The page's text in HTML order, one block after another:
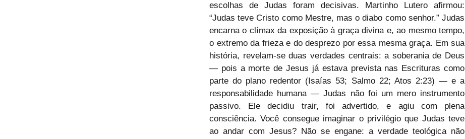
escolhas de Judas foram decisivas. Martinho Lutero afirmou:
“Judas teve Cristo como Mestre, mas o diabo como senhor.” Judas
encarna o clímax da exposição à graça divina e, ao mesmo tempo,
o extremo da frieza e do desprezo por essa mesma graça. Em sua
história, revelam-se duas verdades centrais: a soberania de Deus
— pois a morte de Jesus já estava prevista nas Escrituras como
parte do plano redentor (Isaías 53; Salmo 22; Atos 2:23) — e a
responsabilidade humana — Judas não foi um mero instrumento
passivo. Ele decidiu trair, foi advertido, e agiu com plena
consciência. Você consegue imaginar o privilégio que Judas teve
ao andar com Jesus? Não se engane: a verdade teológica não